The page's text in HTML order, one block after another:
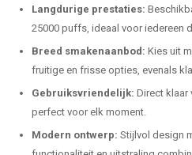
Langdurige prestaties:
25000 puffs, ideaal voor iedereen
Breed smakenaanbod: Kies uit
fruitige en frisse opties, evenals
Gebruiksvriendelijk: Direct klaar
perfect voor elk moment.
Modern ontwerp: Stijlvol design